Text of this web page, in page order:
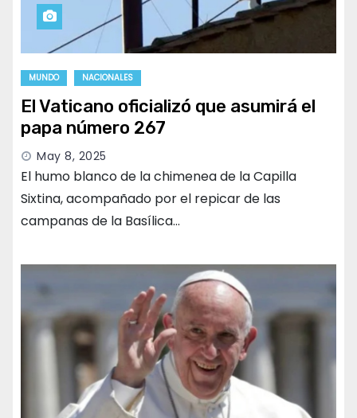
MUNDO NACIONALES
El Vaticano oficializó que asumirá el
papa número 267
May 8, 2025
El humo blanco de la chimenea de la Capilla
Sixtina, acompañado por el repicar de las
campanas de la Basílica…